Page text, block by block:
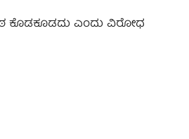
ಕೊಡಕೂಡದು ಎಂದು ವಿರೋಧ